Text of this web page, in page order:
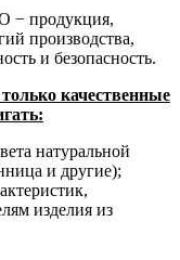
− продукция,
производства,
и безопасность.
качественные
натуральной
и другие);
изделия из